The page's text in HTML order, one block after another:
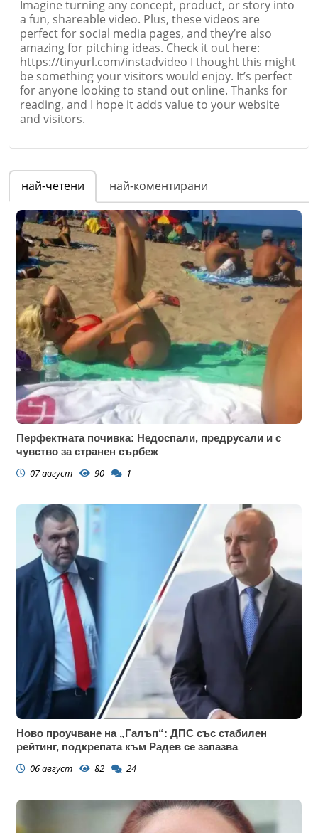
Imagine turning any concept, product, or story into
a fun, shareable video. Plus, these videos are
perfect for social media pages, and they’re also
amazing for pitching ideas. Check it out here:
https://tinyurl.com/instadvideo I thought this might
be something your visitors would enjoy. It’s perfect
for anyone looking to stand out online. Thanks for
reading, and I hope it adds value to your website
and visitors.
Име*
Email
Коментар*
най-четени най-коментирани
Перфектната почивка: Недоспали, предрусали и с
чувство за странен сърбеж
07 август 90 1
Ново проучване на „Галъп“: ДПС със стабилен
рейтинг, подкрепата към Радев се запазва
06 август 82 24